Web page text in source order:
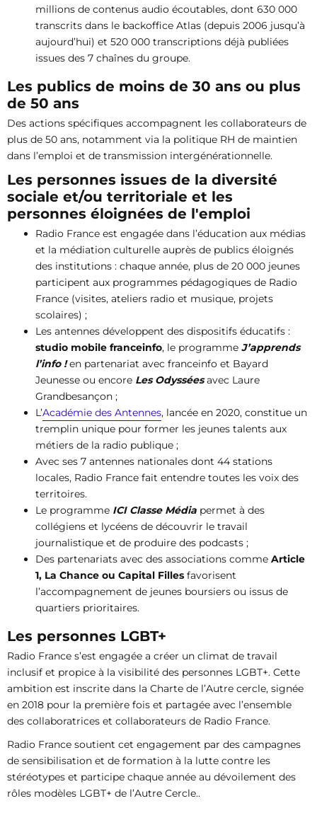
millions de contenus audio écoutables, dont 630 000
transcrits dans le backoffice Atlas (depuis 2006 jusqu’à
aujourd’hui) et 520 000 transcriptions déjà publiées
issues des 7 chaînes du groupe.
Les publics de moins de 30 ans ou plus
de 50 ans
Des actions spécifiques accompagnent les collaborateurs de
plus de 50 ans, notamment via la politique RH de maintien
dans l’emploi et de transmission intergénérationnelle.
Les personnes issues de la diversité
sociale et/ou territoriale et les
personnes éloignées de l'emploi
Radio France est engagée dans l’éducation aux médias
et la médiation culturelle auprès de publics éloignés
des institutions : chaque année, plus de 20 000 jeunes
participent aux programmes pédagogiques de Radio
France (visites, ateliers radio et musique, projets
scolaires) ;
Les antennes développent des dispositifs éducatifs :
studio mobile franceinfo, le programme J’apprends
l’info !en partenariat avec franceinfo et Bayard
Jeunesse ou encore Les Odysséesavec Laure
Grandbesançon ;
L’Académie des Antennes, lancée en 2020, constitue un
tremplin unique pour former les jeunes talents aux
métiers de la radio publique ;
Avec ses 7 antennes nationales dont 44 stations
locales, Radio France fait entendre toutes les voix des
territoires.
Le programme ICI Classe Média permet à des
collégiens et lycéens de découvrir le travail
journalistique et de produire des podcasts ;
Des partenariats avec des associations comme Article
1, La Chance ou Capital Filles favorisent
l’accompagnement de jeunes boursiers ou issus de
quartiers prioritaires.
Les personnes LGBT+
Radio France s’est engagée a créer un climat de travail
inclusif et propice à la visibilité des personnes LGBT+. Cette
ambition est inscrite dans la Charte de l’Autre cercle, signée
en 2018 pour la première fois et partagée avec l’ensemble
des collaboratrices et collaborateurs de Radio France.
Radio France soutient cet engagement par des campagnes
de sensibilisation et de formation à la lutte contre les
stéréotypes et participe chaque année au dévoilement des
rôles modèles LGBT+ de l’Autre Cercle..